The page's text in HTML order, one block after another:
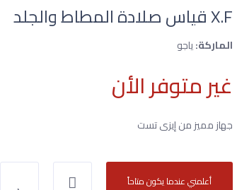
X.F قياس صلادة المطاط والجلد
الماركة:ياجو
غير متوفر الأن
جهاز مميز من إيزى تست
أعلمني عندما يكون متاحاً